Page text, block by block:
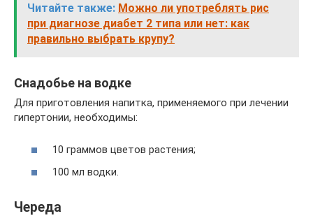
Читайте также: Можно ли употреблять рис
при диагнозе диабет 2 типа или нет: как
правильно выбрать крупу?
Снадобье на водке
Для приготовления напитка, применяемого при лечении
гипертонии, необходимы:
10 граммов цветов растения;
100 мл водки.
Череда